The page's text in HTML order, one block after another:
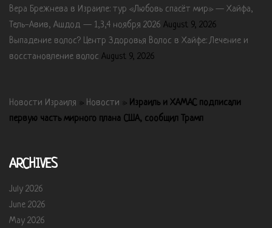
Вера Брежнева в Израиле: тур «Любовь спасёт мир» — Хайфа,
Тель-Авив, Ашдод — 1,3,4 ноября 2026 August 9, 2026
Выпадение волос? Центр Здоровья Волос в Хайфе: Лечение и
восстановление волос August 9, 2026
Новости Израиля » Новости » Израиль и ХАМАС подписали
первую часть мирного плана США, сообщил Трамп
ARCHIVES
July 2026
June 2026
May 2026